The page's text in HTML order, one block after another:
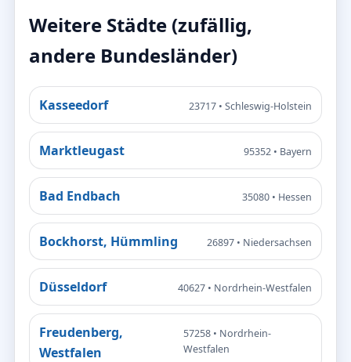
Weitere Städte (zufällig,
andere Bundesländer)
Kasseedorf 23717 • Schleswig-Holstein
Marktleugast 95352 • Bayern
Bad Endbach 35080 • Hessen
Bockhorst, Hümmling 26897 • Niedersachsen
Düsseldorf 40627 • Nordrhein-Westfalen
Freudenberg,
Westfalen
57258 • Nordrhein-
Westfalen